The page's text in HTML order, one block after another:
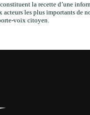
la recette d’une
acteurs les plus importants de
voix citoyen.